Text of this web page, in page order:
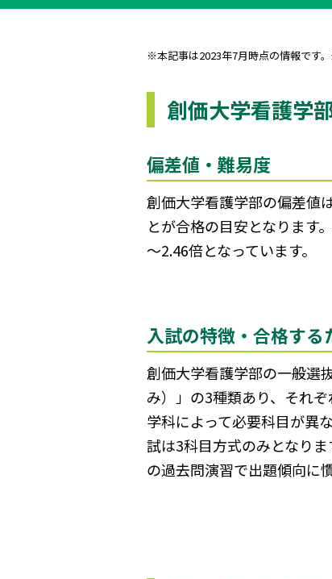
※本記事は2023年7月時点の情報です
創価大学看護学
偏差値・難易度
創価大学看護学部の偏差値
とが合格の目安となります
～2.46倍となっています。
入試の特徴・合格す
創価大学看護学部の一般選
み）」の3種類あり、それ
学科によって必要科目が異
試は3科目方式のみとなり
の過去問演習で出題傾向に